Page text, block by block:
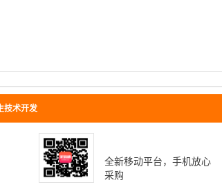
技术开发
全新移动平台，手机放心
采购